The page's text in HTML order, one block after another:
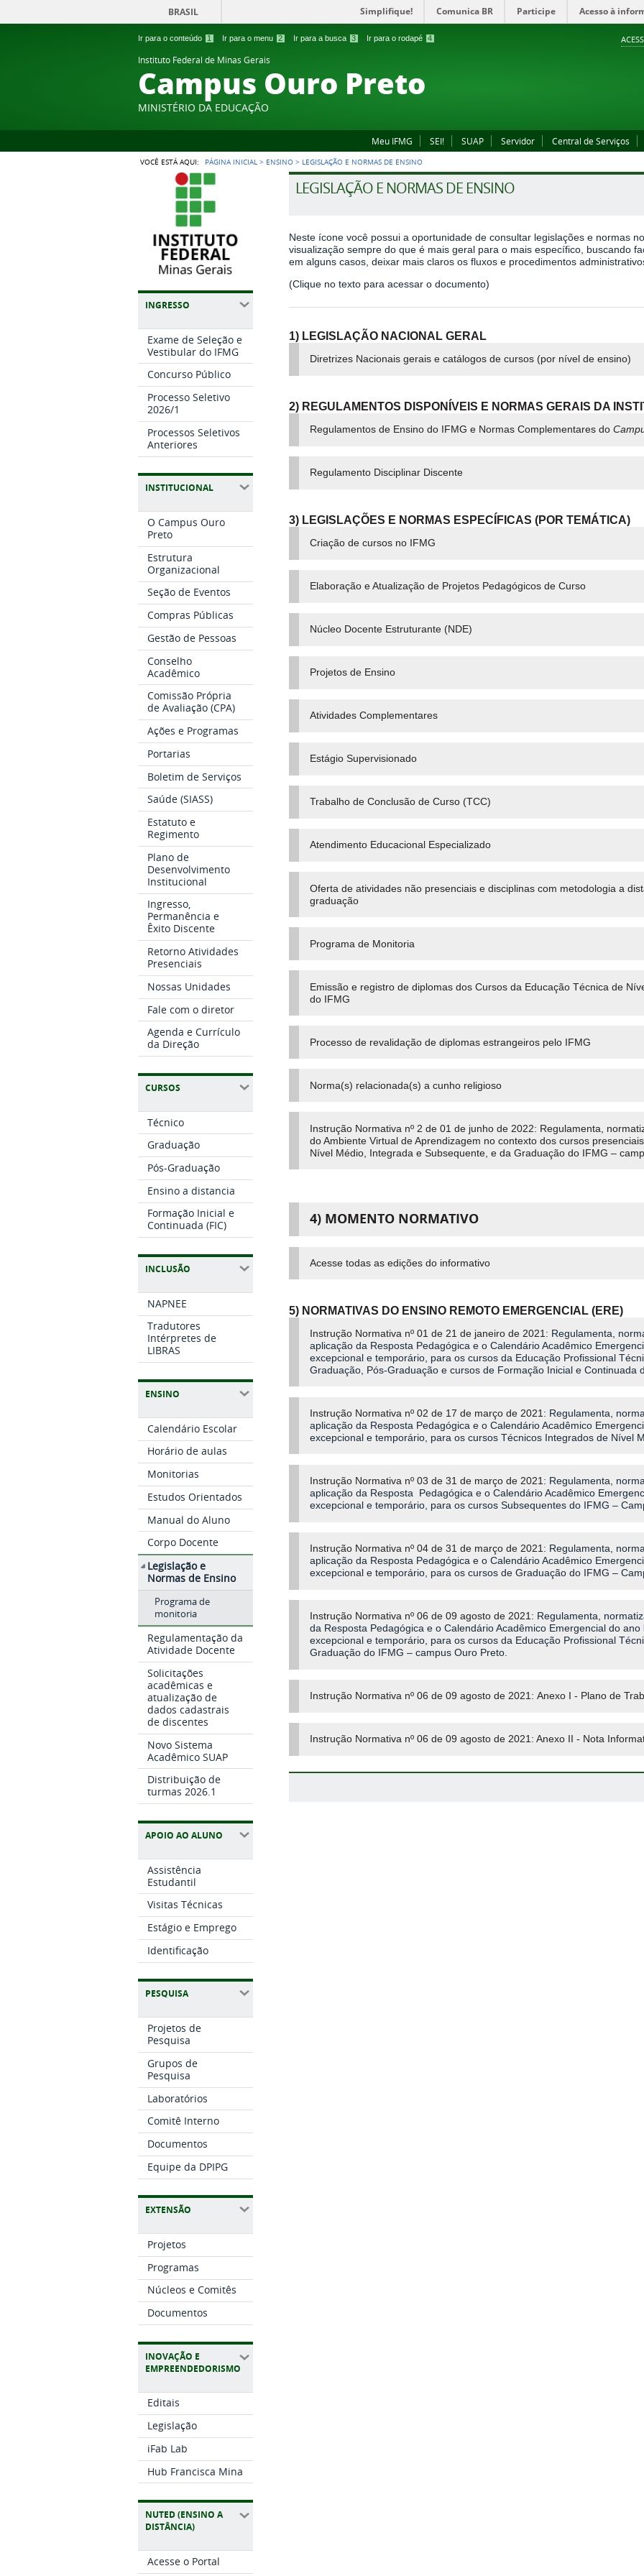
Ir para o conteúdo 1 Ir para o menu 2 Ir para a busca 3 Ir para o rodapé 4
BRASIL Simplifique! Comunica BR Participe Acesso à
Instituto Federal de Minas Gerais
Campus Ouro Preto
MINISTÉRIO DA EDUCAÇÃO
Meu IFMG SEI! SUAP Servidor Central de Serviços
VOCÊ ESTÁ AQUI: PÁGINA INICIAL > ENSINO > LEGISLAÇÃO E NORMAS DE ENSINO
INGRESSO
Exame de Seleção e
Vestibular do IFMG
Concurso Público
Processo Seletivo
2026/1
Processos Seletivos
Anteriores
INSTITUCIONAL
O Campus Ouro
Preto
Estrutura
Organizacional
Seção de Eventos
Compras Públicas
Gestão de Pessoas
Conselho
Acadêmico
Comissão Própria
de Avaliação (CPA)
Ações e Programas
Portarias
Boletim de Serviços
Saúde (SIASS)
Estatuto e
Regimento
Plano de
Desenvolvimento
Institucional
Ingresso,
Permanência e
Êxito Discente
Retorno Atividades
Presenciais
Nossas Unidades
Fale com o diretor
Agenda e Currículo
da Direção
CURSOS
Técnico
Graduação
Pós-Graduação
Ensino a distancia
Formação Inicial e
Continuada (FIC)
INCLUSÃO
NAPNEE
Tradutores
Intérpretes de
LIBRAS
ENSINO
Calendário Escolar
Horário de aulas
Monitorias
Estudos Orientados
Manual do Aluno
Corpo Docente
Legislação e
Normas de Ensino
Programa de
monitoria
Regulamentação da
Atividade Docente
Solicitações
acadêmicas e
atualização de
dados cadastrais
de discentes
Novo Sistema
Acadêmico SUAP
Distribuição de
turmas 2026.1
APOIO AO ALUNO
Assistência
Estudantil
Visitas Técnicas
Estágio e Emprego
Identificação
PESQUISA
Projetos de
Pesquisa
Grupos de
Pesquisa
Laboratórios
Comitê Interno
Documentos
Equipe da DPIPG
EXTENSÃO
Projetos
Programas
Núcleos e Comitês
Documentos
INOVAÇÃO E
EMPREENDEDORISMO
Editais
Legislação
iFab Lab
Hub Francisca Mina
NUTED (ENSINO A
DISTÂNCIA)
Acesse o Portal
LEGISLAÇÃO E NORMAS DE ENSINO
Neste ícone você possui a oportunidade de consultar legislações e normas
visualização sempre do que é mais geral para o mais específico, buscando
em alguns casos, deixar mais claros os fluxos e procedimentos
(Clique no texto para acessar o documento)
1) LEGISLAÇÃO NACIONAL GERAL
Diretrizes Nacionais gerais e catálogos de cursos (por nível de ensino)
2) REGULAMENTOS DISPONÍVEIS E NORMAS GERAIS DA
Regulamentos de Ensino do IFMG e Normas Complementares do
Regulamento Disciplinar Discente
3) LEGISLAÇÕES E NORMAS ESPECÍFICAS (POR TEMÁTICA)
Criação de cursos no IFMG
Elaboração e Atualização de Projetos Pedagógicos de Curso
Núcleo Docente Estruturante (NDE)
Projetos de Ensino
Atividades Complementares
Estágio Supervisionado
Trabalho de Conclusão de Curso (TCC)
Atendimento Educacional Especializado
Oferta de atividades não presenciais e disciplinas com metodologia a
graduação
Programa de Monitoria
Emissão e registro de diplomas dos Cursos da Educação Técnica de
do IFMG
Processo de revalidação de diplomas estrangeiros pelo IFMG
Norma(s) relacionada(s) a cunho religioso
Instrução Normativa nº 2 de 01 de junho de 2022: Regulamenta,
do Ambiente Virtual de Aprendizagem no contexto dos cursos
Nível Médio, Integrada e Subsequente, e da Graduação do IFMG –
4) MOMENTO NORMATIVO
Acesse todas as edições do informativo
5) NORMATIVAS DO ENSINO REMOTO EMERGENCIAL (ERE)
Instrução Normativa nº 01 de 21 de janeiro de 2021 : Regulamenta,
aplicação da Resposta Pedagógica e o Calendário Acadêmico
excepcional e temporário, para os cursos da Educação Profissional
Graduação, Pós-Graduação e cursos de Formação Inicial e Continuada
Instrução Normativa nº 02 de 17 de março de 2021 : Regulamenta,
aplicação da Resposta Pedagógica e o Calendário Acadêmico
excepcional e temporário, para os cursos Técnicos Integrados de Nível
Instrução Normativa nº 03 de 31 de março de 2021 : Regulamenta,
aplicação da Resposta Pedagógica e o Calendário Acadêmico
excepcional e temporário, para os cursos Subsequentes do IFMG –
Instrução Normativa nº 04 de 31 de março de 2021 : Regulamenta,
aplicação da Resposta Pedagógica e o Calendário Acadêmico
excepcional e temporário, para os cursos de Graduação do IFMG –
Instrução Normativa nº 06 de 09 agosto de 2021: Regulamenta,
da Resposta Pedagógica e o Calendário Acadêmico Emergencial do
excepcional e temporário, para os cursos da Educação Profissional
Graduação do IFMG – campus Ouro Preto.
Instrução Normativa nº 06 de 09 agosto de 2021: Anexo I - Plano de
Instrução Normativa nº 06 de 09 agosto de 2021: Anexo II - Nota